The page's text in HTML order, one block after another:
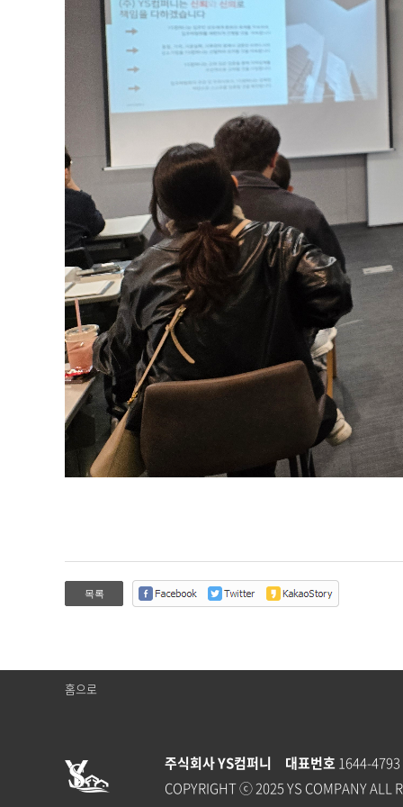
홈으로
주식회사 YS컴퍼니 대표번호1644-
COPYRIGHT ⓒ 2025 YS COMPANY ALL